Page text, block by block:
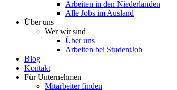
Arbeiten in den Niederlanden
Alle Jobs im Ausland
Über uns
Wer wir sind
Über uns
Arbeiten bei StudentJob
Blog
Kontakt
Für Unternehmen
Mitarbeiter finden